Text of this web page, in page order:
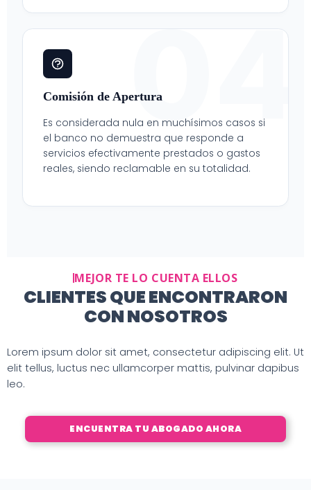
04
Comisión de Apertura
Es considerada nula en muchísimos casos si
el banco no demuestra que responde a
servicios efectivamente prestados o gastos
reales, siendo reclamable en su totalidad.
MEJOR TE LO CUENTA ELLOS
CLIENTES QUE ENCONTRARON
CON NOSOTROS
Lorem ipsum dolor sit amet, consectetur adipiscing elit. Ut
elit tellus, luctus nec ullamcorper mattis, pulvinar dapibus
leo.
ENCUENTRA TU ABOGADO AHORA